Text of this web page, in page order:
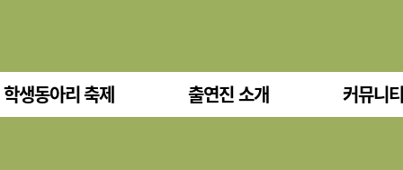
생동아리 축제 출연진 소개 커뮤니티